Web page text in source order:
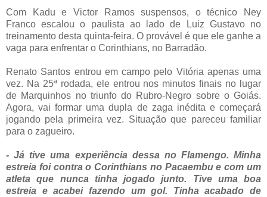
Com Kadu e Victor Ramos suspensos, o técnico Ney
Franco escalou o paulista ao lado de Luiz Gustavo no
treinamento desta quinta-feira. O provável é que ele ganhe a
vaga para enfrentar o Corinthians, no Barradão.
Renato Santos entrou em campo pelo Vitória apenas uma
vez. Na 25ª rodada, ele entrou nos minutos finais no lugar
de Marquinhos no triunfo do Rubro-Negro sobre o Goiás.
Agora, vai formar uma dupla de zaga inédita e começará
jogando pela primeira vez. Situação que pareceu familiar
para o zagueiro.
- Já tive uma experiência dessa no Flamengo. Minha
estreia foi contra o Corinthians no Pacaembu e com um
atleta que nunca tinha jogado junto. Tive uma boa
estreia e acabei fazendo um gol. Tinha acabado de